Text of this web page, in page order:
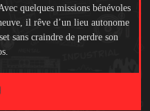
quelques missions bénévoles
il rêve d’un lieu autonome
sans craindre de perdre son